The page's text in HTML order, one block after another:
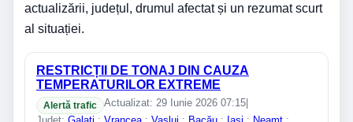
actualizării, județul, drumul afectat și un rezumat scurt
al situației.
RESTRICȚII DE TONAJ DIN CAUZA
TEMPERATURILOR EXTREME
Alertă trafic Actualizat: 29 Iunie 2026 07:15